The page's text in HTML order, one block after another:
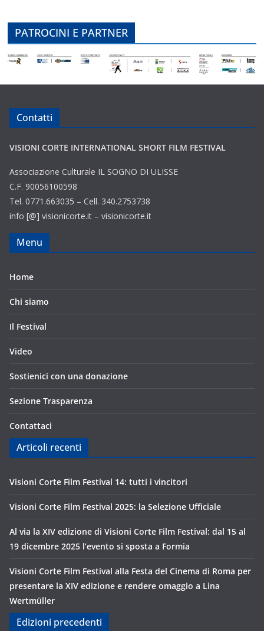
PATROCINI E PARTNER
Contatti
VISIONI CORTE INTERNATIONAL SHORT FILM FESTIVAL
Associazione Culturale IL SOGNO DI ULISSE
C.F. 90056100598
Tel. 0771.663035 – Cell. 340.2753738
info [@] visionicorte.it – visionicorte.it
Menu
Home
Chi siamo
Il Festival
Video
Sostienici con una donazione
Sezione Trasparenza
Contattaci
Articoli recenti
Visioni Corte Film Festival 14: tutti i vincitori
Visioni Corte Film Festival 2025: la Selezione Ufficiale
Al via la XIV edizione di Visioni Corte Film Festival: dal 15 al
19 dicembre 2025 l’evento si sposta a Formia
Visioni Corte Film Festival alla Festa del Cinema di Roma per
presentare la XIV edizione e rendere omaggio a Lina
Wertmüller
Edizioni precedenti